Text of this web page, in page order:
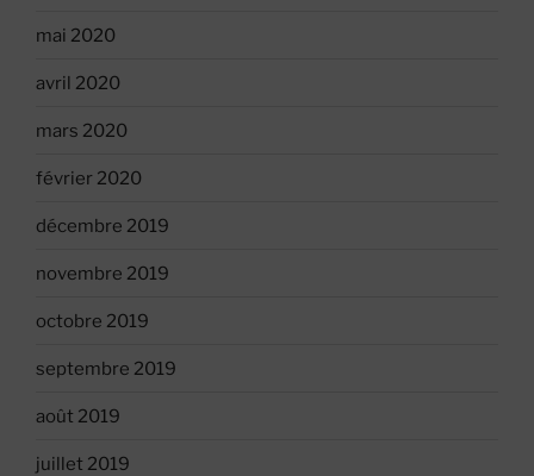
mai 2020
avril 2020
mars 2020
février 2020
décembre 2019
novembre 2019
octobre 2019
septembre 2019
août 2019
juillet 2019